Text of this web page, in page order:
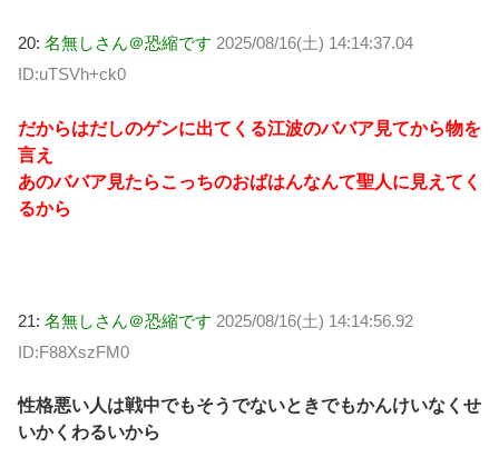
20: 名無しさん＠恐縮です 2025/08/16(土) 14:14:37.04
ID:uTSVh+ck0
だからはだしのゲンに出てくる江波のババア見てから物を
言え
あのババア見たらこっちのおばはんなんて聖人に見えてく
るから
21: 名無しさん＠恐縮です 2025/08/16(土) 14:14:56.92
ID:F88XszFM0
性格悪い人は戦中でもそうでないときでもかんけいなくせ
いかくわるいから